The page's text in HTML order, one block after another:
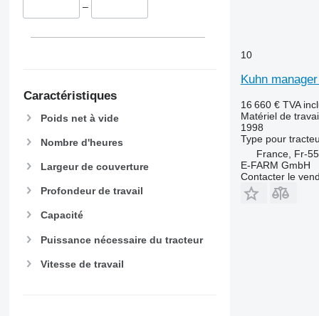
–
Caractéristiques
Poids net à vide
Nombre d'heures
Largeur de couverture
Profondeur de travail
Capacité
Puissance nécessaire du tracteur
Vitesse de travail
10
Kuhn
16 660 € TVA
Matériel de
1998
Type pour
France, Fr-
E-FARM GmbH
Contacter le